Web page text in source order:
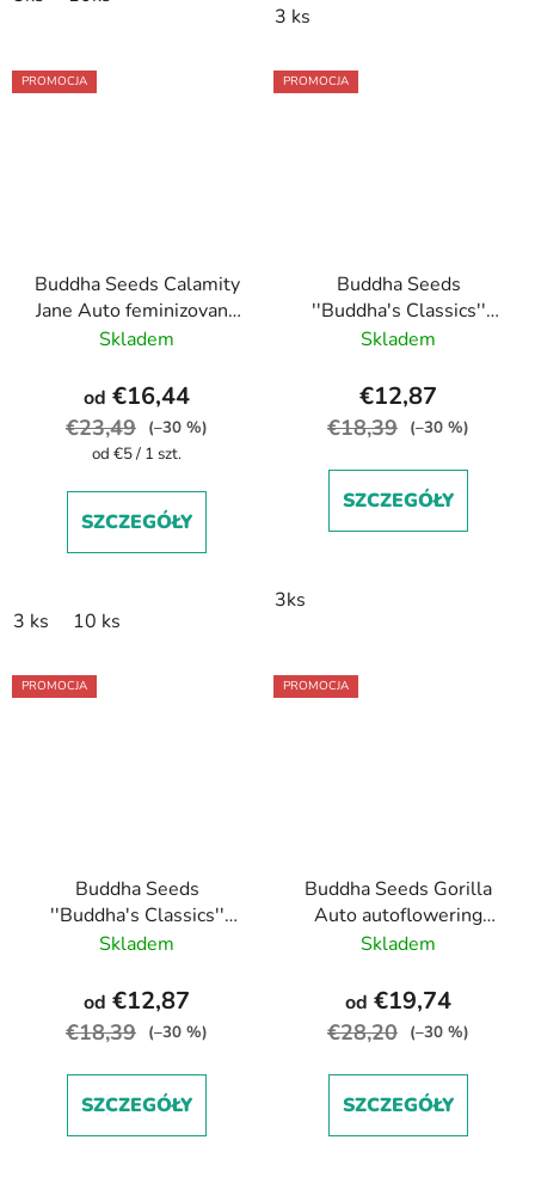
3 ks
PROMOCJA
Buddha Seeds Calamity
Jane Auto feminizovaná
autoflowering
Skladem
od €16,44
€23,49
(–30 %)
Cena
od €5 / 1 szt.
SZCZEGÓŁY
3 ks 10 ks
PROMOCJA
Buddha Seeds
''Buddha's Classics''
Critical feminized
Skladem
€12,87
€18,39 (–30 %)
SZCZEGÓŁY
3ks
PROMOCJA
Buddha Seeds
''Buddha's Classics''
Auto White Widow
Skladem
od €12,87
€18,39 (–30 %)
SZCZEGÓŁY
PROMOCJA
Buddha Seeds Gorilla
Auto autoflowering
feminized
Skladem
od €19,74
€28,20 (–30 %)
SZCZEGÓŁY